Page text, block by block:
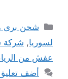
التصنيفات
شحن برى
لسوريا, شركة
عفش من
أضف